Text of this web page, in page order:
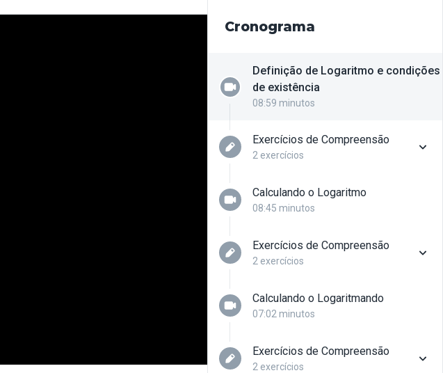
Cronograma
Definição de Logaritmo e condições
de existência
08:59 minutos
Exercícios de Compreensão
2 exercícios
Questão 01
Questão 02
Calculando o Logaritmo
08:45 minutos
Exercícios de Compreensão
2 exercícios
Questão 01
Questão 02
Calculando o Logaritmando
07:02 minutos
Exercícios de Compreensão
2 exercícios